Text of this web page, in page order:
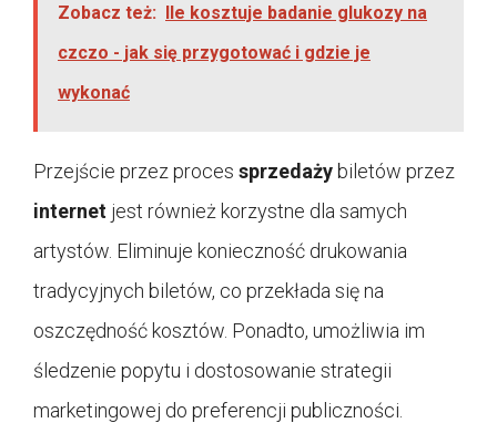
Zobacz też: Ile kosztuje badanie glukozy na
czczo - jak się przygotować i gdzie je
wykonać
Przejście przez proces sprzedaży biletów przez
internet jest również korzystne dla samych
artystów. Eliminuje konieczność drukowania
tradycyjnych biletów, co przekłada się na
oszczędność kosztów. Ponadto, umożliwia im
śledzenie popytu i dostosowanie strategii
marketingowej do preferencji publiczności.